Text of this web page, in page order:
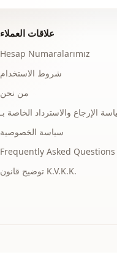
علاقات العملاء
Hesap Numaralarımız
شروط الاستخدام
من نحن
سياسة الخصوصية
Frequently Asked Questions
توضيح قانون K.V.K.K.